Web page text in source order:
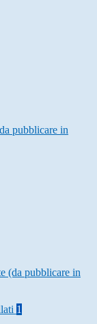
pubblicare in
(da pubblicare in
1